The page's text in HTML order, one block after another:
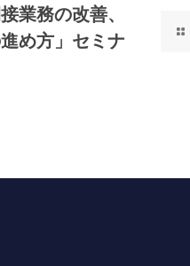
業務の改善、
め方」セミナ